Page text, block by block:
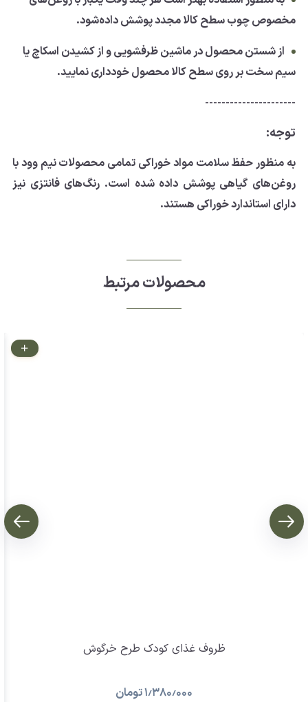
مخصوص چوب سطح کالا مجدد پوشش داده‌شود.
از شستن محصول در ماشین ظرفشویی و از کشیدن اسکاچ یا
سیم سخت بر روی سطح کالا محصول خودداری نمایید.
----------------------
توجه:
به منظور حفظ سلامت مواد خوراکی تمامی محصولات نیم وود با
روغن‌های گیاهی پوشش داده‌ شده است. رنگ‌های فانتزی نیز
دارای استاندارد خوراکی هستند.
محصولات مرتبط
ظروف غذای کودک طرح خرگوش
۱٫۳۸۰٫۰۰۰تومان